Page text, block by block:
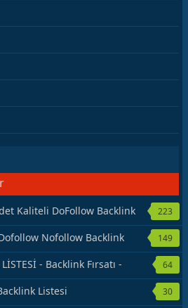
Kaliteli DoFollow Backlink
223
Nofollow Backlink
149
- Backlink Fırsatı -
64
Listesi 30